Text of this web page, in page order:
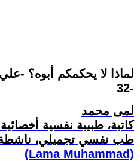
لماذا لا يحكمكم أبوه؟ -
32-
لمى محمد
كاتبة، طبيبة نفسية
طب نفسي تجميلي،
(Lama Muhammad)